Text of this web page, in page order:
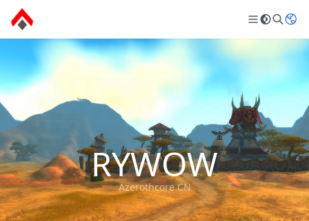
RYWOW
Azerothcore CN